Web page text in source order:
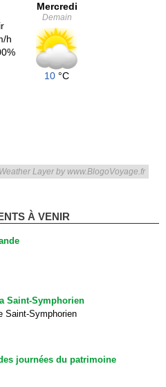
h
Mercredi
Demain
10 °C
Weather Layer by www.BlogoVoyage.fr
À VENIR
Saint-Symphorien
Saint-Symphorien
journées du patrimoine